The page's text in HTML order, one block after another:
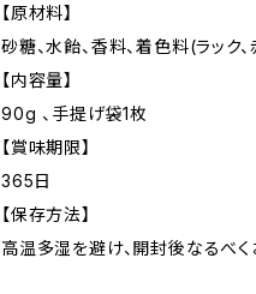
【原材料】
砂糖、水飴、香料、着色料(ラック
【内容量】
90g 、手提げ袋1枚
【賞味期限】
365日
【保存方法】
高温多湿を避け、開封後なるべく